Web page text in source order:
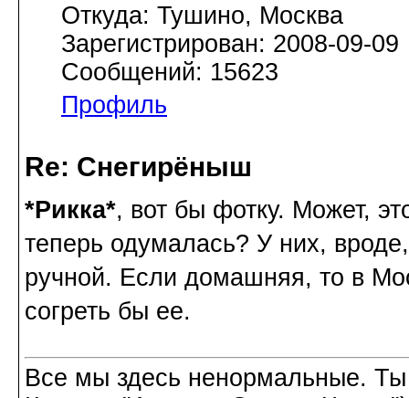
Откуда: Тушино, Москва
Зарегистрирован: 2008-09-09
Сообщений: 15623
Профиль
Re: Снегирёныш
*Рикка*, вот бы фотку. Может,
теперь одумалась? У них,
ручной. Если домашняя, то в
согреть бы ее.
Все мы здесь ненормальные.